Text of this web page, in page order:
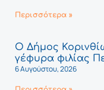
Περισσότερα »
Ο Δήμος
γέφυρα φιλίας
6 Αυγούστου, 2026